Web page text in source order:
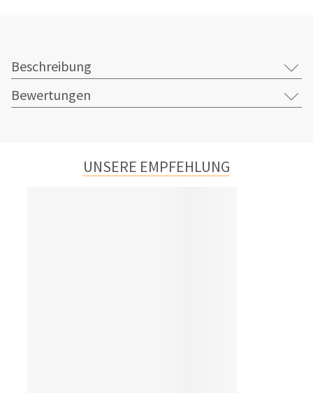
Beschreibung
Bewertungen
UNSERE EMPFEHLUNG